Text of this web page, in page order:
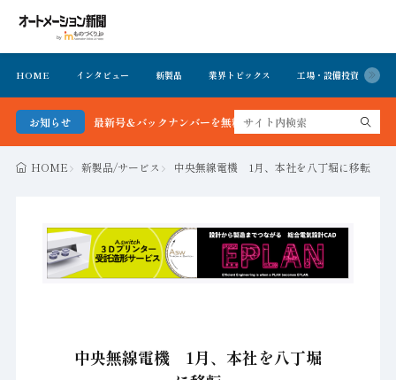
HOME インタビュー 新製品 業界トピックス 工場・設備投資
お知らせ
最新号＆バックナンバーを無料で公開中 詳細はこちら
HOME 新製品/サービス 中央無線電機 1月、本社を八丁堀に移転
中央無線電機 1月、本社を八丁堀